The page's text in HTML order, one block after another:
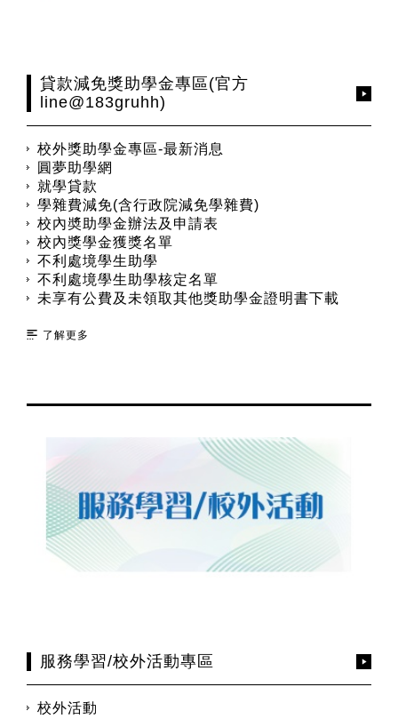
貸款減免獎助學金專區(官方
line@183gruhh)
校外獎助學金專區-最新消息
圓夢助學網
就學貸款
學雜費減免(含行政院減免學雜費)
校內奬助學金辦法及申請表
校內獎學金獲獎名單
不利處境學生助學
不利處境學生助學核定名單
未享有公費及未領取其他獎助學金證明書下載
了解更多
服務學習/校外活動專區
校外活動